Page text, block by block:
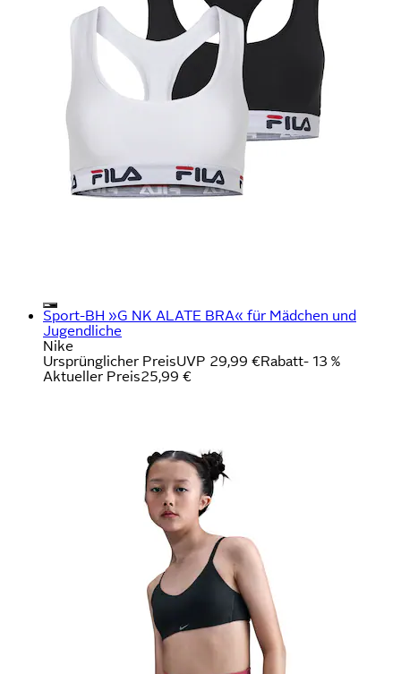
Sport-BH »G NK ALATE BRA« für Mädchen und
Jugendliche
Nike
Ursprünglicher PreisUVP 29,99 €Rabatt- 13 %
Aktueller Preis25,99 €